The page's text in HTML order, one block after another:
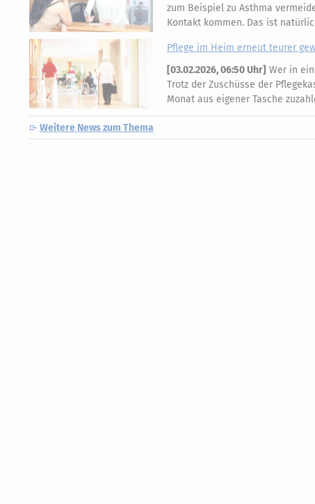
zum Beispiel zu Asthma
Kontakt kommen. Das ist
Pflege im Heim erneut teurer
[03.02.2026, 06:50 Uhr] Wer in
Trotz der Zuschüsse der
Monat aus eigener Tasche
Weitere News zum Thema